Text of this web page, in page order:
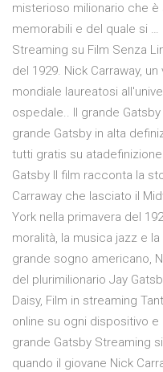
misterioso milionario che
memorabili e del quale si …
Streaming su Film Senza
del 1929. Nick Carraway,
mondiale laureatosi
ospedale.. Il grande Gatsby
grande Gatsby in alta
tutti gratis su
Gatsby Il film racconta la
Carraway che lasciato il
York nella primavera del
moralità, la musica jazz e
grande sogno americano,
del plurimilionario Jay
Daisy, Film in streaming
online su ogni dispositivo e
grande Gatsby Streaming
quando il giovane Nick